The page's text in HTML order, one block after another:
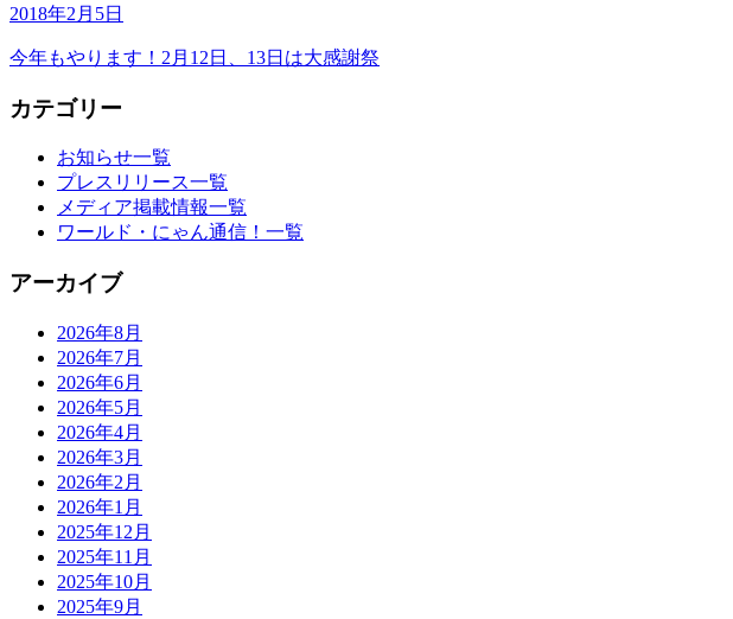
2018年2月5日
今年もやります！2月12日、13日は大感謝祭
カテゴリー
お知らせ一覧
プレスリリース一覧
メディア掲載情報一覧
ワールド・にゃん通信！一覧
アーカイブ
2026年8月
2026年7月
2026年6月
2026年5月
2026年4月
2026年3月
2026年2月
2026年1月
2025年12月
2025年11月
2025年10月
2025年9月